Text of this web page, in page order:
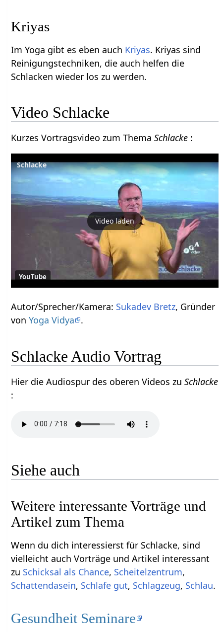
Kriyas
Im Yoga gibt es eben auch Kriyas. Kriyas sind
Reinigungstechniken, die auch helfen die
Schlacken wieder los zu werden.
Video Schlacke
Kurzes Vortragsvideo zum ThemaSchlacke :
Schlacke
Video laden
YouTube
Autor/Sprecher/Kamera: Sukadev Bretz, Gründer
vonYoga Vidya .
Schlacke Audio Vortrag
Hier die Audiospur des oberen Videos zuSchlacke
:
Siehe auch
Weitere interessante Vorträge und
Artikel zum Thema
Wenn du dich interessierst für Schlacke, sind
vielleicht auch Vorträge und Artikel interessant
zu Schicksal als Chance, Scheitelzentrum,
Schattendasein, Schlafe gut, Schlagzeug, Schlau.
Gesundheit Seminare